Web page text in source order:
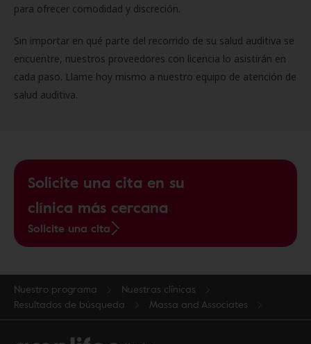
para ofrecer comodidad y discreción.
Sin importar en qué parte del recorrido de su salud auditiva se
encuentre, nuestros proveedores con licencia lo asistirán en
cada paso. Llame hoy mismo a nuestro equipo de atención de
salud auditiva.
Solicite una cita en su
clínica más cercana
Solicite una cita
Nuestro programa
Nuestras clínicas
Resultados de búsqueda
Massa and Associates